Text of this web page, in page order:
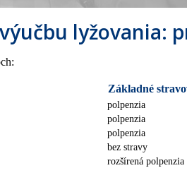
lyžovania:
Základné
polpenzia
polpenzia
polpenzia
bez stravy
rozšírená polpenzia